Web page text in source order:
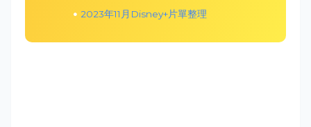
2023年11月Disney+片單整理